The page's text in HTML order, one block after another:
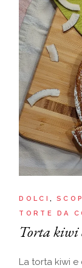
DOLCI
TORTE DA
Torta kiwi
La torta kiwi